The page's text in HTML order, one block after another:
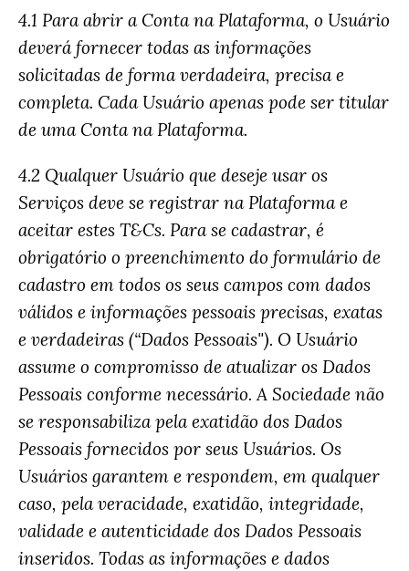
4.1 Para abrir a Conta na Plataforma, o Usuário
deverá fornecer todas as informações
solicitadas de forma verdadeira, precisa e
completa. Cada Usuário apenas pode ser titular
de uma Conta na Plataforma.
4.2 Qualquer Usuário que deseje usar os
Serviços deve se registrar na Plataforma e
aceitar estes T&Cs. Para se cadastrar, é
obrigatório o preenchimento do formulário de
cadastro em todos os seus campos com dados
válidos e informações pessoais precisas, exatas
e verdadeiras (“Dados Pessoais"). O Usuário
assume o compromisso de atualizar os Dados
Pessoais conforme necessário. A Sociedade não
se responsabiliza pela exatidão dos Dados
Pessoais fornecidos por seus Usuários. Os
Usuários garantem e respondem, em qualquer
caso, pela veracidade, exatidão, integridade,
validade e autenticidade dos Dados Pessoais
inseridos. Todas as informações e dados